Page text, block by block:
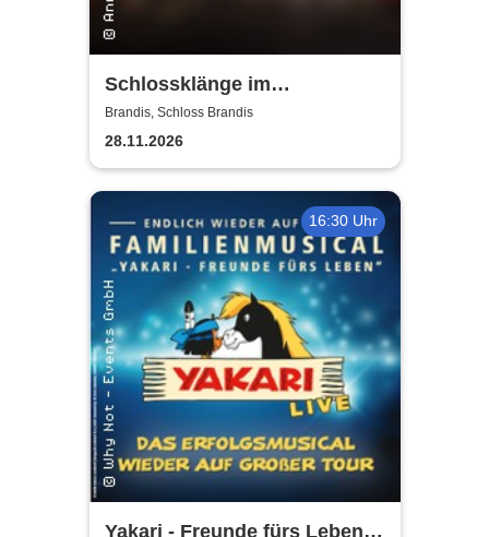
Schlossklänge im
Kerzenschein -
Adventskonzert
Brandis, Schloss Brandis
28.11.2026
16:30 Uhr
Yakari - Freunde fürs Leben -